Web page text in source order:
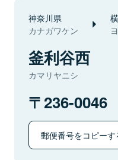
神奈川県
カナガワケン
釜利谷西
カマリヤニシ
236-0046
郵便番号をコピーす